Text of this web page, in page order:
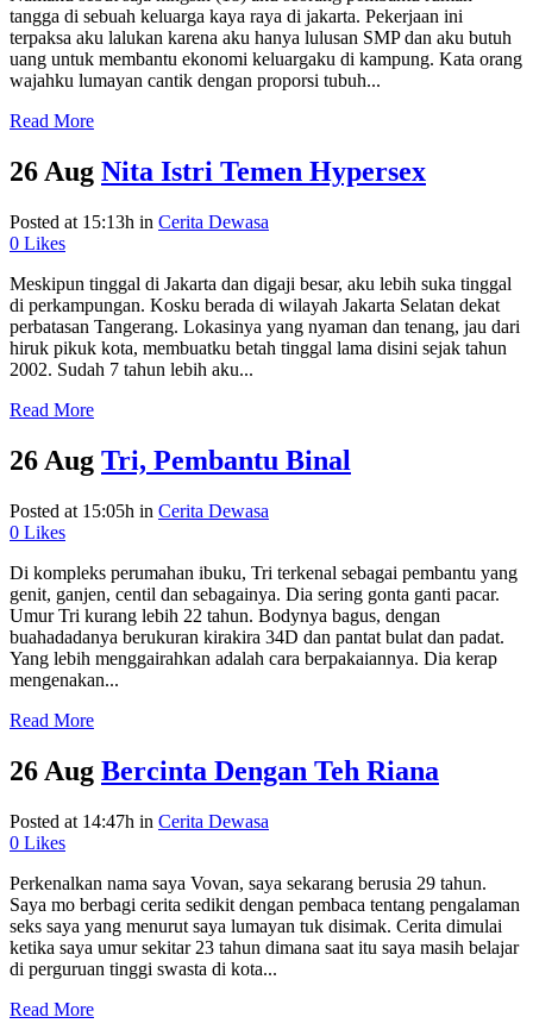
tangga di sebuah keluarga kaya raya di jakarta. Pekerjaan ini
terpaksa aku lalukan karena aku hanya lulusan SMP dan aku butuh
uang untuk membantu ekonomi keluargaku di kampung. Kata orang
wajahku lumayan cantik dengan proporsi tubuh...
Read More
26 Aug Nita Istri Temen Hypersex
Posted at 15:13h in Cerita Dewasa
0 Likes
Meskipun tinggal di Jakarta dan digaji besar, aku lebih suka tinggal
di perkampungan. Kosku berada di wilayah Jakarta Selatan dekat
perbatasan Tangerang. Lokasinya yang nyaman dan tenang, jau dari
hiruk pikuk kota, membuatku betah tinggal lama disini sejak tahun
2002. Sudah 7 tahun lebih aku...
Read More
26 Aug Tri, Pembantu Binal
Posted at 15:05h in Cerita Dewasa
0 Likes
Di kompleks perumahan ibuku, Tri terkenal sebagai pembantu yang
genit, ganjen, centil dan sebagainya. Dia sering gonta ganti pacar.
Umur Tri kurang lebih 22 tahun. Bodynya bagus, dengan
buahadadanya berukuran kirakira 34D dan pantat bulat dan padat.
Yang lebih menggairahkan adalah cara berpakaiannya. Dia kerap
mengenakan...
Read More
26 Aug Bercinta Dengan Teh Riana
Posted at 14:47h in Cerita Dewasa
0 Likes
Perkenalkan nama saya Vovan, saya sekarang berusia 29 tahun.
Saya mo berbagi cerita sedikit dengan pembaca tentang pengalaman
seks saya yang menurut saya lumayan tuk disimak. Cerita dimulai
ketika saya umur sekitar 23 tahun dimana saat itu saya masih belajar
di perguruan tinggi swasta di kota...
Read More